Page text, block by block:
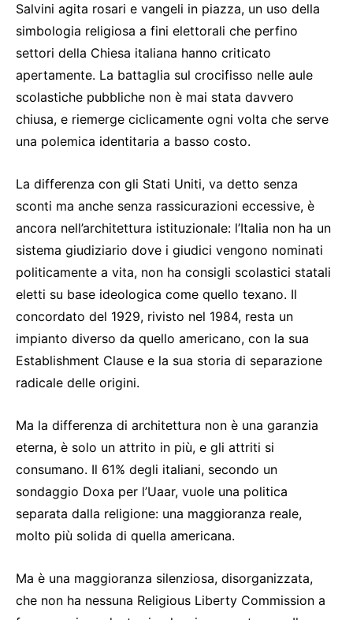
Salvini agita rosari e vangeli in piazza, un uso della
simbologia religiosa a fini elettorali che perfino
settori della Chiesa italiana hanno criticato
apertamente. La battaglia sul crocifisso nelle aule
scolastiche pubbliche non è mai stata davvero
chiusa, e riemerge ciclicamente ogni volta che serve
una polemica identitaria a basso costo.
La differenza con gli Stati Uniti, va detto senza
sconti ma anche senza rassicurazioni eccessive, è
ancora nell’architettura istituzionale: l’Italia non ha un
sistema giudiziario dove i giudici vengono nominati
politicamente a vita, non ha consigli scolastici statali
eletti su base ideologica come quello texano. Il
concordato del 1929, rivisto nel 1984, resta un
impianto diverso da quello americano, con la sua
Establishment Clause e la sua storia di separazione
radicale delle origini.
Ma la differenza di architettura non è una garanzia
eterna, è solo un attrito in più, e gli attriti si
consumano. Il 61% degli italiani, secondo un
sondaggio Doxa per l’Uaar, vuole una politica
separata dalla religione: una maggioranza reale,
molto più solida di quella americana.
Ma è una maggioranza silenziosa, disorganizzata,
che non ha nessuna Religious Liberty Commission a